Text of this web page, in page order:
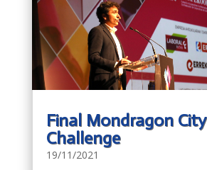
Final Mondragon City
Challenge
19/11/2021